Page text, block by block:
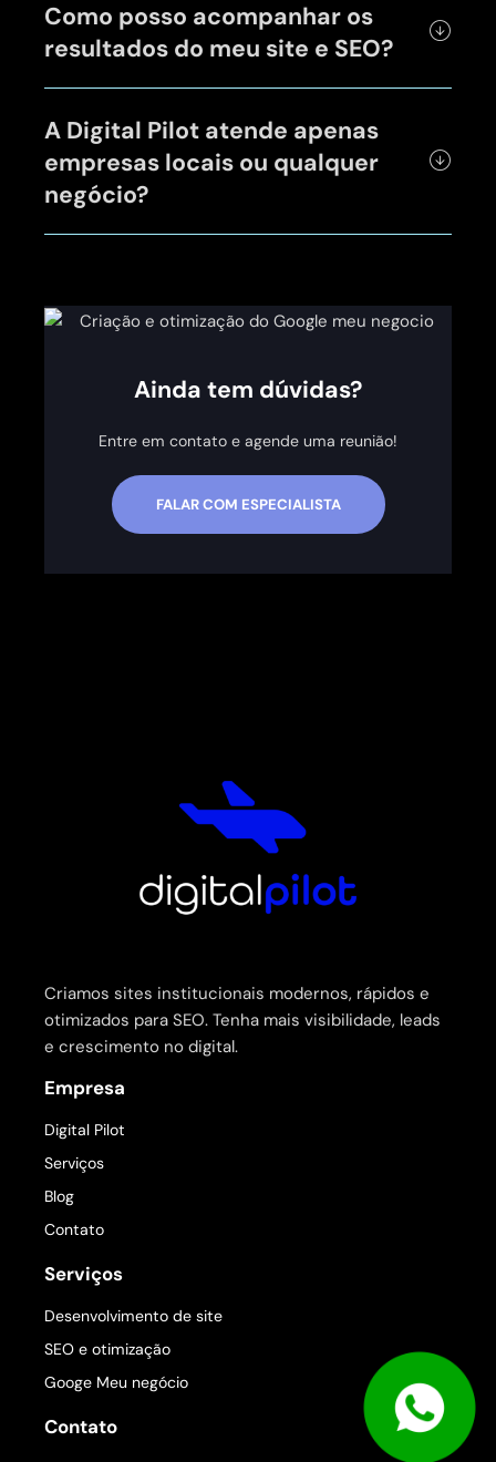
Como posso acompanhar os
resultados do meu site e SEO?
A Digital Pilot atende apenas
empresas locais ou qualquer
negócio?
Ainda tem dúvidas?
Entre em contato e agende uma reunião!
FALAR COM ESPECIALISTA
Criamos sites institucionais modernos, rápidos e
otimizados para SEO. Tenha mais visibilidade, leads
e crescimento no digital.
Empresa
Digital Pilot
Serviços
Blog
Contato
Serviços
Desenvolvimento de site
SEO e otimização
Googe Meu negócio
Contato